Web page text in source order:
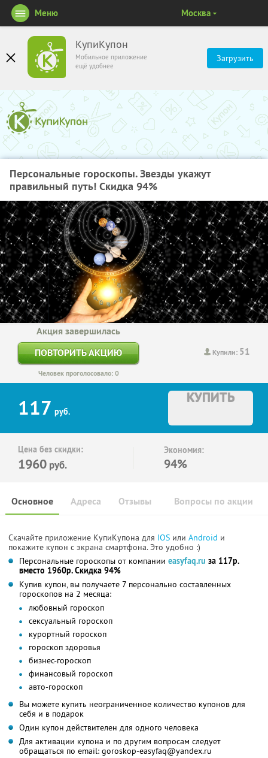
КупиКупон
Мобильное приложение
ещё удобнее
Загрузить
Меню Москва
Персональные гороскопы. Звезды укажут
правильный путь! Скидка 94%
Купили: 51
Акция завершилась
ПОВТОРИТЬ АКЦИЮ
Человек проголосовало: 0
117 руб.
КУПИТЬ
Цена без скидки:
1960 руб.
Экономия:
94%
Основное Отзывы Вопросы по акции
Адреса
Скачайте приложение КупиКупона для IOS или Android и
покажите купон с экрана смартфона. Это удобно :)
Персональные гороскопы от компании easyfaq.ru за 117р.
вместо 1960р. Скидка 94%
Купив купон, вы получаете 7 персонально составленных
гороскопов на 2 месяца:
любовный гороскоп
сексуальный гороскоп
курортный гороскоп
гороскоп здоровья
бизнес-гороскоп
финансовый гороскоп
авто-гороскоп
Вы можете купить неограниченное количество купонов для
себя и в подарок
Один купон действителен для одного человека
Для активации купона и по другим вопросам следует
обращаться по email: goroskop-easyfaq@yandex.ru